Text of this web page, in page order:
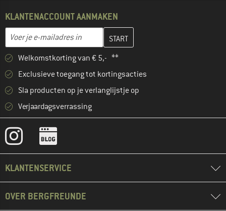
KLANTENACCOUNT AANMAKEN
E-mailadres
Vul je e-mailadres hier in en maak in de volgende stap je
Welkomstkorting van € 5,- **
Exclusieve toegang tot kortingsacties
Sla producten op je verlanglijstje op
Verjaardagsverrassing
KLANTENSERVICE
OVER BERGFREUNDE